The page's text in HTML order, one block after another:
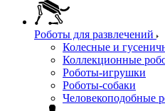
Роботы для развлечений
Колесные и
Коллекционные
Роботы-игрушки
Роботы-собаки
Человекоподобные